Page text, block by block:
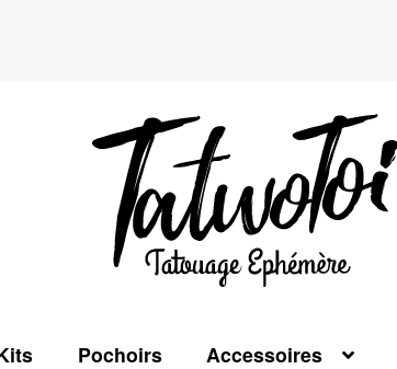
Pochoirs Accessoires